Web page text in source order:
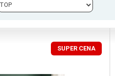
SUPER CENA